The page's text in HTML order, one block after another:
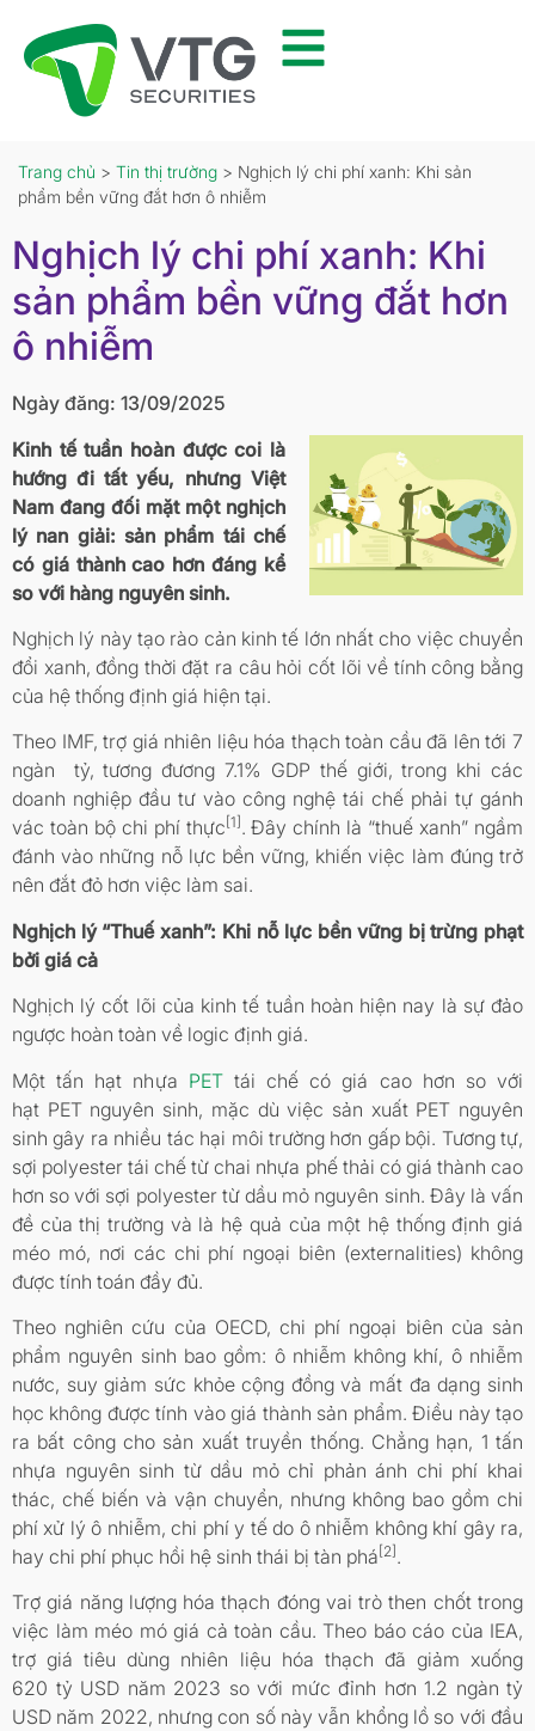
Trang chủ > Tin thị trường > Nghịch lý chi phí xanh: Khi sản
phẩm bền vững đắt hơn ô nhiễm
Nghịch lý chi phí xanh: Khi
sản phẩm bền vững đắt hơn
ô nhiễm
Ngày đăng: 13/09/2025
Kinh tế tuần hoàn được coi là
hướng đi tất yếu, nhưng Việt
Nam đang đối mặt một nghịch
lý nan giải: sản phẩm tái chế
có giá thành cao hơn đáng kể
so với hàng nguyên sinh.
Nghịch lý này tạo rào cản kinh tế lớn nhất cho việc chuyển
đổi xanh, đồng thời đặt ra câu hỏi cốt lõi về tính công bằng
của hệ thống định giá hiện tại.
Theo IMF, trợ giá nhiên liệu hóa thạch toàn cầu đã lên tới 7
ngàn tỷ, tương đương 7.1% GDP thế giới, trong khi các
doanh nghiệp đầu tư vào công nghệ tái chế phải tự gánh
vác toàn bộ chi phí thực [1] . Đây chính là “thuế xanh” ngầm
đánh vào những nỗ lực bền vững, khiến việc làm đúng trở
nên đắt đỏ hơn việc làm sai.
Nghịch lý “Thuế xanh”: Khi nỗ lực bền vững bị trừng phạt
bởi giá cả
Nghịch lý cốt lõi của kinh tế tuần hoàn hiện nay là sự đảo
ngược hoàn toàn về logic định giá.
Một tấn hạt nhựa PETtái chế có giá cao hơn so với
hạt PET nguyên sinh, mặc dù việc sản xuất PET nguyên
sinh gây ra nhiều tác hại môi trường hơn gấp bội. Tương tự,
sợi polyester tái chế từ chai nhựa phế thải có giá thành cao
hơn so với sợi polyester từ dầu mỏ nguyên sinh. Đây là vấn
đề của thị trường và là hệ quả của một hệ thống định giá
méo mó, nơi các chi phí ngoại biên (externalities) không
được tính toán đầy đủ.
Theo nghiên cứu của OECD, chi phí ngoại biên của sản
phẩm nguyên sinh bao gồm: ô nhiễm không khí, ô nhiễm
nước, suy giảm sức khỏe cộng đồng và mất đa dạng sinh
học không được tính vào giá thành sản phẩm. Điều này tạo
ra bất công cho sản xuất truyền thống. Chẳng hạn, 1 tấn
nhựa nguyên sinh từ dầu mỏ chỉ phản ánh chi phí khai
thác, chế biến và vận chuyển, nhưng không bao gồm chi
phí xử lý ô nhiễm, chi phí y tế do ô nhiễm không khí gây ra,
hay chi phí phục hồi hệ sinh thái bị tàn phá [2] .
Trợ giá năng lượng hóa thạch đóng vai trò then chốt trong
việc làm méo mó giá cả toàn cầu. Theo báo cáo của IEA,
trợ giá tiêu dùng nhiên liệu hóa thạch đã giảm xuống
620 tỷ USD năm 2023 so với mức đỉnh hơn 1.2 ngàn tỷ
USD năm 2022, nhưng con số này vẫn khổng lồ so với đầu